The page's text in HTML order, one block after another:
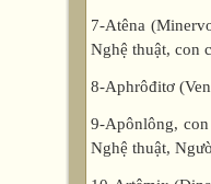
7-Atêna
Nghệ thuật, con
8-Aphrôđitơ
9-Apônlông,
Nghệ thuật,